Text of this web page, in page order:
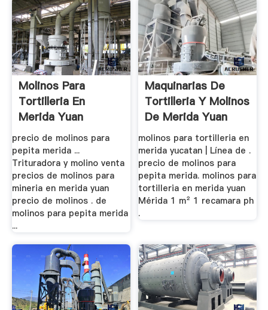
Molinos Para
Tortilleria En
Merida Yuan
precio de molinos para
pepita merida ...
Trituradora y molino venta
precios de molinos para
mineria en merida yuan
precio de molinos . de
molinos para pepita merida
...
Maquinarias De
Tortilleria Y Molinos
De Merida Yuan
molinos para tortilleria en
merida yucatan | Línea de .
precio de molinos para
pepita merida. molinos para
tortilleria en merida yuan
Mérida 1 m² 1 recamara ph
.